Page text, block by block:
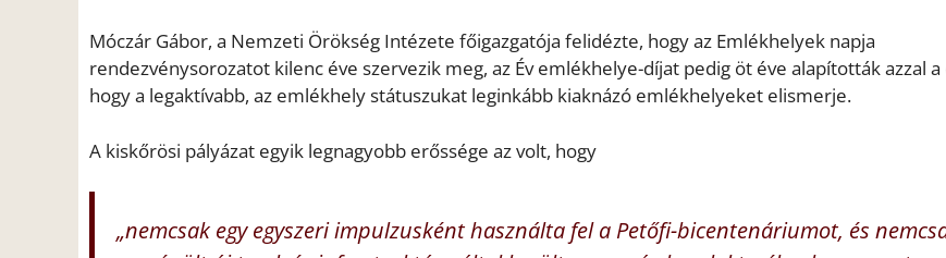
Móczár Gábor, a Nemzeti Örökség Intézete főigazgatója felidézte, hogy az Emlékhelyek napja
rendezvénysorozatot kilenc éve szervezik meg, az Év emlékhelye-díjat pedig öt éve alapították azzal a
hogy a legaktívabb, az emlékhely státuszukat leginkább kiaknázó emlékhelyeket elismerje.
A kiskőrösi pályázat egyik legnagyobb erőssége az volt, hogy
„nemcsak egy egyszeri impulzusként használta fel a Petőfi-bicentenáriumot, és